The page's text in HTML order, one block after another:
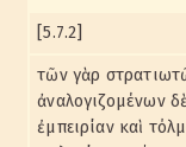
[5.7.2]
τῶν γὰρ
ἀναλογιζομένων
ἐμπειρίαν καὶ